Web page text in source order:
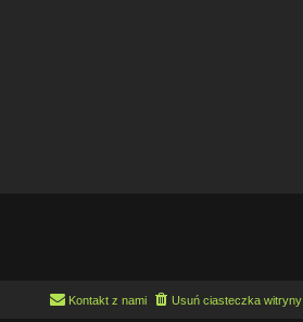
Usuń ciasteczka witryny
Kontakt z nami